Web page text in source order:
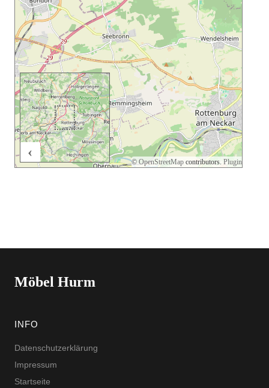
©OpenStreetMap contributors. Plugin
2 km
‹
Möbel Hurm
INFO
Datenschutzerklärung
Impressum
Startseite